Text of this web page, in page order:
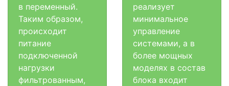
в переменный.
Таким образом,
происходит
питание
подключенной
нагрузки
фильтрованным,
реализует
минимальное
управление
системами, а в
более мощных
моделях в состав
блока входит